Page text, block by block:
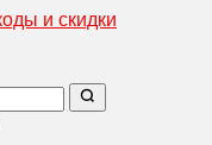
и скидки